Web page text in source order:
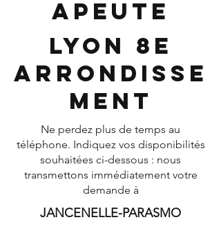
apeute
Lyon 8e
Arrondisse
ment
Ne perdez plus de temps au
téléphone. Indiquez vos disponibilités
souhaitées ci-dessous : nous
transmettons immédiatement votre
demande à
JANCENELLE-PARASMO